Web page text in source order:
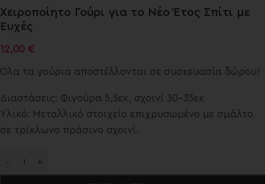
Χειροποίητο Γούρι για το Νέο Έτος Σπίτι με
Ευχές
12,00 €
Όλα τα γούρια αποστέλλονται σε συσκευασία δώρου!
Διαστάσεις: Φιγούρα 5,5εκ, σχοινί 30-35εκ
Υλικό: Μεταλλικό στοιχείο επιχρυσωμένο με σμάλτο
σε τρίκλωνο πράσινο σχοινί.
- +